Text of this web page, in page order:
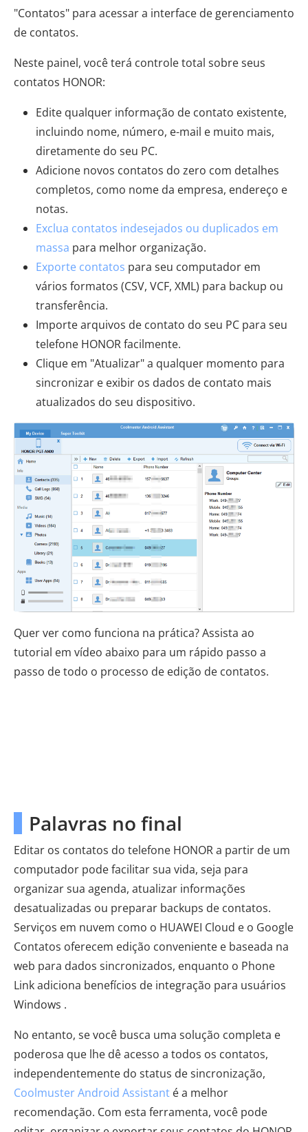
"Contatos" para acessar a interface de gerenciamento
de contatos.
Neste painel, você terá controle total sobre seus
contatos HONOR:
Edite qualquer informação de contato existente,
incluindo nome, número, e-mail e muito mais,
diretamente do seu PC.
Adicione novos contatos do zero com detalhes
completos, como nome da empresa, endereço e
notas.
Exclua contatos indesejados ou duplicados em
massa para melhor organização.
Exporte contatos para seu computador em
vários formatos (CSV, VCF, XML) para backup ou
transferência.
Importe arquivos de contato do seu PC para seu
telefone HONOR facilmente.
Clique em "Atualizar" a qualquer momento para
sincronizar e exibir os dados de contato mais
atualizados do seu dispositivo.
Quer ver como funciona na prática? Assista ao
tutorial em vídeo abaixo para um rápido passo a
passo de todo o processo de edição de contatos.
Palavras no final
Editar os contatos do telefone HONOR a partir de um
computador pode facilitar sua vida, seja para
organizar sua agenda, atualizar informações
desatualizadas ou preparar backups de contatos.
Serviços em nuvem como o HUAWEI Cloud e o Google
Contatos oferecem edição conveniente e baseada na
web para dados sincronizados, enquanto o Phone
Link adiciona benefícios de integração para usuários
Windows .
No entanto, se você busca uma solução completa e
poderosa que lhe dê acesso a todos os contatos,
independentemente do status de sincronização,
Coolmuster Android Assistant é a melhor
recomendação. Com esta ferramenta, você pode